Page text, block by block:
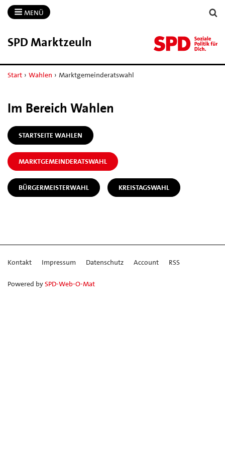
MENÜ
SPD Marktzeuln
Start › Wahlen › Marktgemeinderatswahl
Im Bereich Wahlen
STARTSEITE WAHLEN
MARKTGEMEINDERATSWAHL
BÜRGERMEISTERWAHL KREISTAGSWAHL
Kontakt Impressum Datenschutz Account RSS
Powered bySPD-Web-O-Mat